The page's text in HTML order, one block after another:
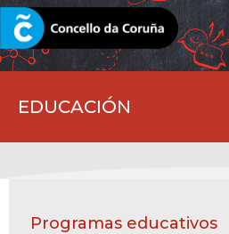
EDUCACIÓN
CORUNA.GAL
Programas educativos